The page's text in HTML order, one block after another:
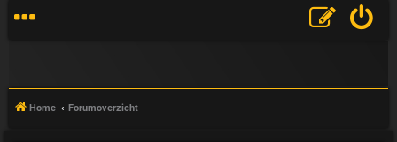
Home Forumoverzicht